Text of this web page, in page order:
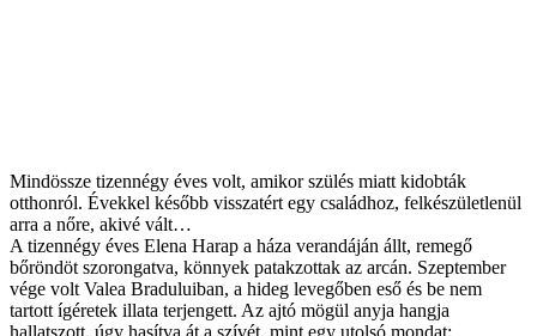
Mindössze tizennégy éves volt, amikor szülés miatt kidobták
otthonról. Évekkel később visszatért egy családhoz, felkészületlenül
arra a nőre, akivé vált…
A tizennégy éves Elena Harap a háza verandáján állt, remegő
bőröndöt szorongatva, könnyek patakzottak az arcán. Szeptember
vége volt Valea Braduluiban, a hideg levegőben eső és be nem
tartott ígéretek illata terjengett. Az ajtó mögül anyja hangja
hallatszott, úgy hasítva át a szívét, mint egy utolsó mondat: